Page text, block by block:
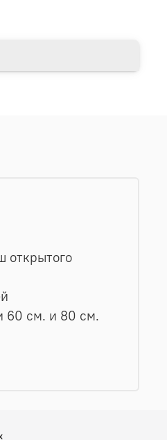
открытого
60 см. и 80 см.